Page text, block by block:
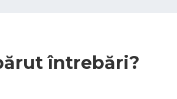
întrebări?